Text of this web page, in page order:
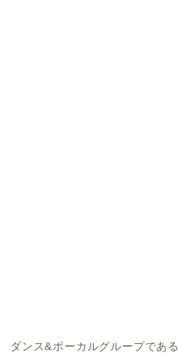
ダンス&ボーカルグループである